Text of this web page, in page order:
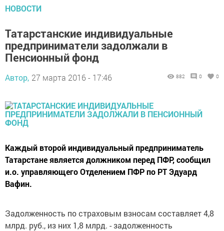
НОВОСТИ
Татарстанские индивидуальные
предприниматели задолжали в
Пенсионный фонд
Автор, 27 марта 2016 - 17:46 882 0 0
Каждый второй индивидуальный предприниматель
Татарстане является должником перед ПФР, сообщил
и.о. управляющего Отделением ПФР по РТ Эдуард
Вафин.
Задолженность по страховым взносам составляет 4,8
млрд. руб., из них 1,8 млрд. - задолженность